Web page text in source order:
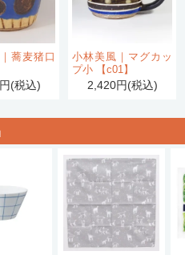
蕎麦猪口
(税込)
小林美風｜マグカッ
プ小 【c01】
2,420円(税込)